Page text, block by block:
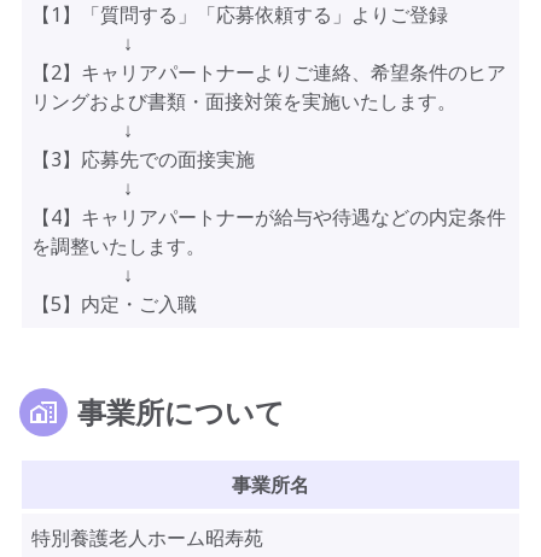
【1】「質問する」「応募依頼する」よりご登録
↓
【2】キャリアパートナーよりご連絡、希望条件のヒア
リングおよび書類・面接対策を実施いたします。
↓
【3】応募先での面接実施
↓
【4】キャリアパートナーが給与や待遇などの内定条件
を調整いたします。
↓
【5】内定・ご入職
事業所について
事業所名
特別養護老人ホーム昭寿苑